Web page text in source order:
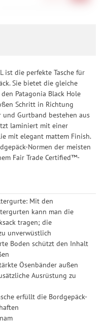
ist die perfekte Tasche für
Sie bietet die gleiche
Patagonia Black Hole
Schritt in Richtung
und Gurtband bestehen aus
laminiert mit einer
mit elegant mattem Finish.
Normen der meisten
Fair Trade Certified™-
Mit den
kann man die
tragen; die
unverwüstlich
Boden schützt den Inhalt
Ösenbänder außen
Ausrüstung zu
erfüllt die Bordgepäck-